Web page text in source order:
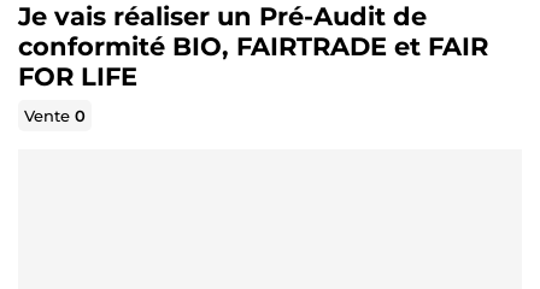
Je vais réaliser un Pré-Audit de
conformité BIO, FAIRTRADE et FAIR
FOR LIFE
Vente0